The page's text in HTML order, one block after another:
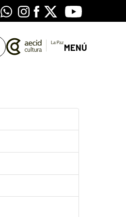
WhatsappInstagram
Facebook
X Youtube
MENÚ